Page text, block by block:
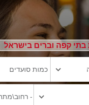
קפה וברים בישראל